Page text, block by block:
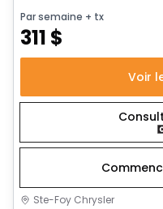
Par semaine + tx
311 $
Voir
Ste-Foy Chrysler